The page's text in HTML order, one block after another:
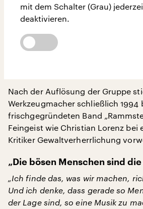
mit dem Schalter (Grau)
deaktivieren.
Nach der Auflösung der Gruppe
Werkzeugmacher schließlich 1994
frischgegründeten Band
Feingeist wie Christian Lorenz bei
Kritiker Gewaltverherrlichung
„Die bösen Menschen sind
„Ich finde das, was wir machen,
Und ich denke, dass gerade so
der Lage sind, so eine Musik zu